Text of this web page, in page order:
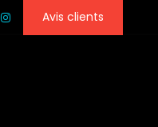
Avis clients